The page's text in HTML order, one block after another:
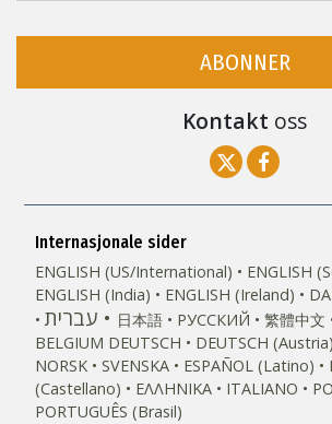
ABONNER
Kontakt oss
Internasjonale sider
ENGLISH (US/International)
ENGLISH
ENGLISH (India)
ENGLISH (Ireland)
עברית 日本語 РУССКИЙ 繁體中文
BELGIUM DEUTSCH DEUTSCH (Austria)
NORSK
SVENSKA ESPAÑOL (Latino)
(Castellano)
ΕΛΛΗΝΙΚA ITALIANO
PORTUGUÊS (Brasil)‎